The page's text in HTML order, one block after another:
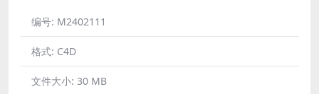
编号: M2402111
格式: C4D
文件大小: 30 MB